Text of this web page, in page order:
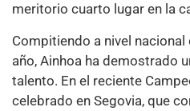
meritorio cuarto lugar en la
Compitiendo a nivel
año, Ainhoa ha demostrado
talento. En el reciente
celebrado en Segovia, que